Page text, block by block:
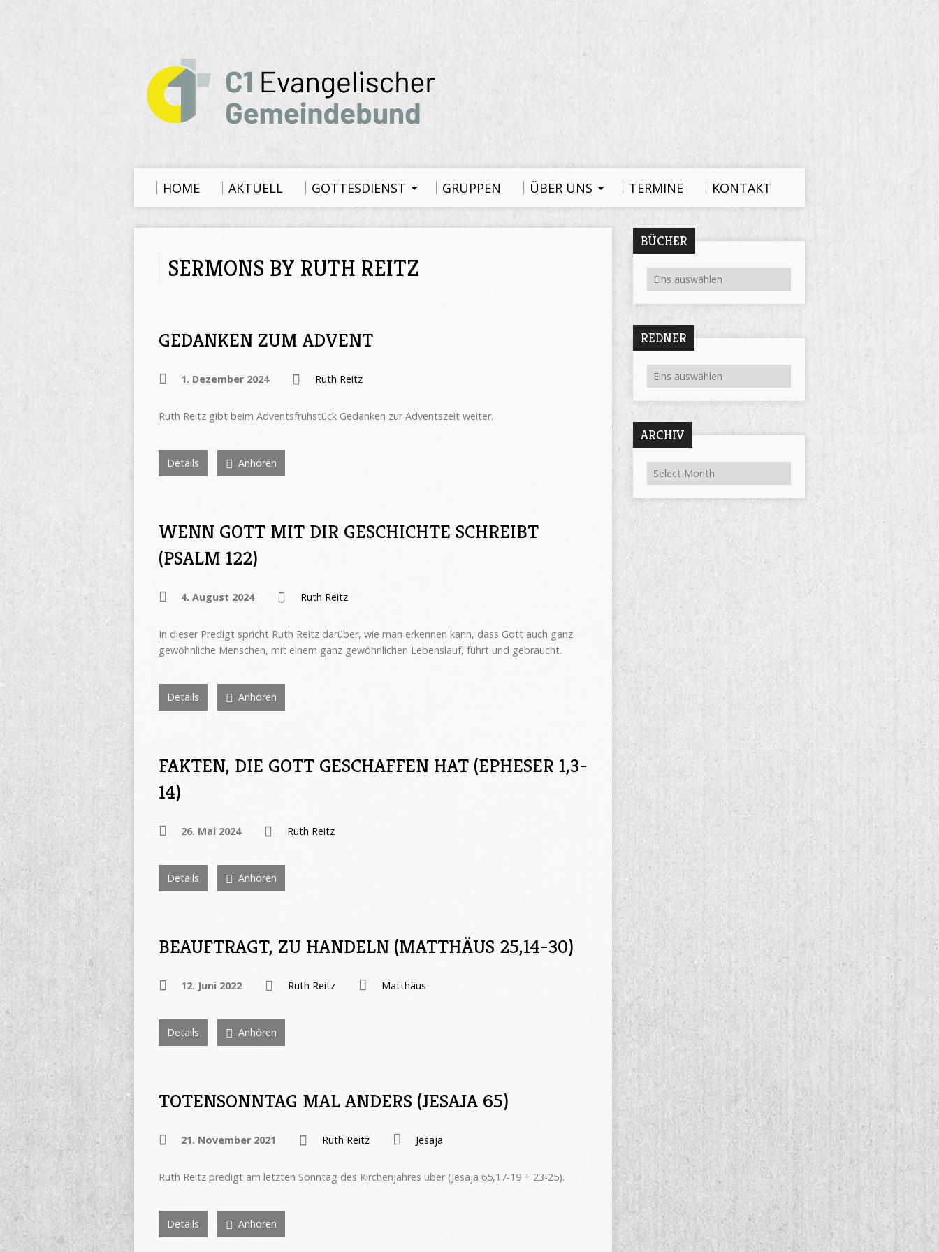
HOME AKTUELL GOTTESDIENST GRUPPEN ÜBER UNS TERMINE KONTAKT
SERMONS BY RUTH REITZ
GEDANKEN ZUM ADVENT
1. Dezember 2024 Ruth Reitz
Ruth Reitz gibt beim Adventsfrühstück Gedanken zur Adventszeit weiter.
Details Anhören
WENN GOTT MIT DIR GESCHICHTE SCHREIBT
(PSALM 122)
4. August 2024 Ruth Reitz
In dieser Predigt spricht Ruth Reitz darüber, wie man erkennen kann, dass Gott auch ganz
gewöhnliche Menschen, mit einem ganz gewöhnlichen Lebenslauf, führt und gebraucht.
Details Anhören
FAKTEN, DIE GOTT GESCHAFFEN HAT (EPHESER 1,3-
14)
26. Mai 2024 Ruth Reitz
Details Anhören
BEAUFTRAGT, ZU HANDELN (MATTHÄUS 25,14-30)
12. Juni 2022 Ruth Reitz Matthäus
Details Anhören
TOTENSONNTAG MAL ANDERS (JESAJA 65)
21. November 2021 Ruth Reitz Jesaja
Ruth Reitz predigt am letzten Sonntag des Kirchenjahres über (Jesaja 65,17-19 + 23-25).
Details Anhören
BÜCHER
REDNER
ARCHIV